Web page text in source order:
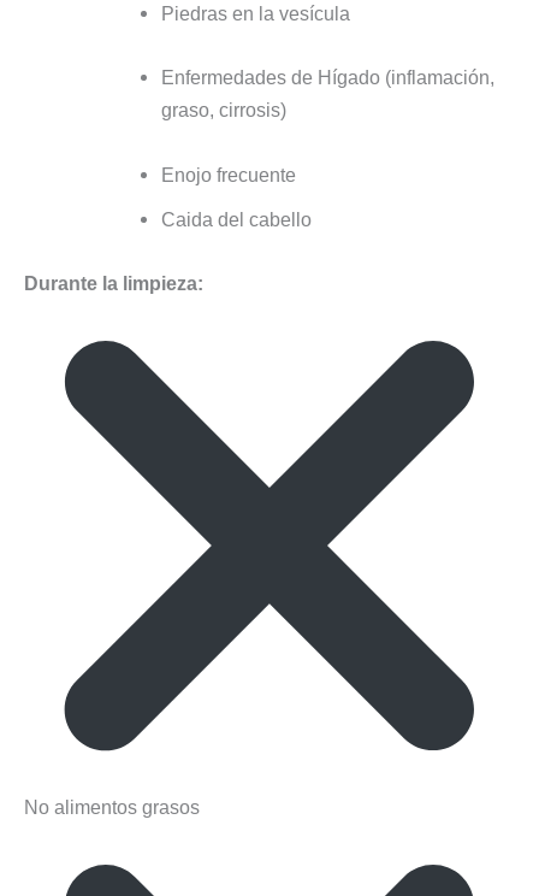
Piedras en la vesícula
Enfermedades de Hígado (inflamación,
graso, cirrosis)
Enojo frecuente
Caida del cabello
Durante la limpieza:
No alimentos grasos